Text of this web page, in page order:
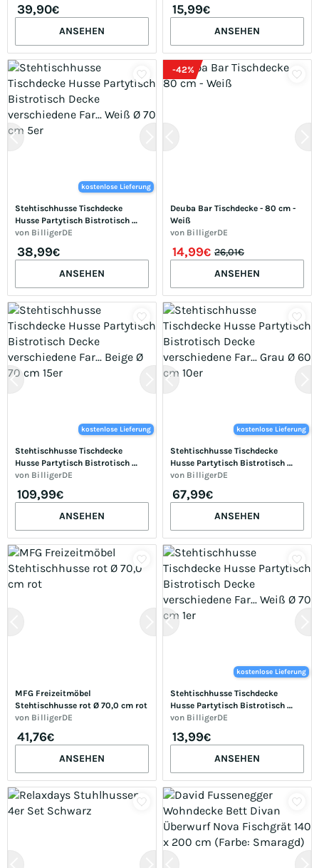
39,90€
ANSEHEN
15,99€
ANSEHEN
kostenlose Lieferung
Stehtischhusse Tischdecke
Husse Partytisch Bistrotisch
Decke verschiedene Far... Weiß Ø
von BilligerDE
38,99€
ANSEHEN
-42%
Deuba Bar Tischdecke - 80 cm -
Weiß
von BilligerDE
14,99€ 26,01€
ANSEHEN
kostenlose Lieferung
Stehtischhusse Tischdecke
Husse Partytisch Bistrotisch
Decke verschiedene Far... Beige Ø
von BilligerDE
109,99€
ANSEHEN
kostenlose Lieferung
Stehtischhusse Tischdecke
Husse Partytisch Bistrotisch
Decke verschiedene Far... Grau Ø
von BilligerDE
67,99€
ANSEHEN
MFG Freizeitmöbel
Stehtischhusse rot Ø 70,0 cm rot
von BilligerDE
41,76€
ANSEHEN
kostenlose Lieferung
Stehtischhusse Tischdecke
Husse Partytisch Bistrotisch
Decke verschiedene Far... Weiß Ø
von BilligerDE
13,99€
ANSEHEN